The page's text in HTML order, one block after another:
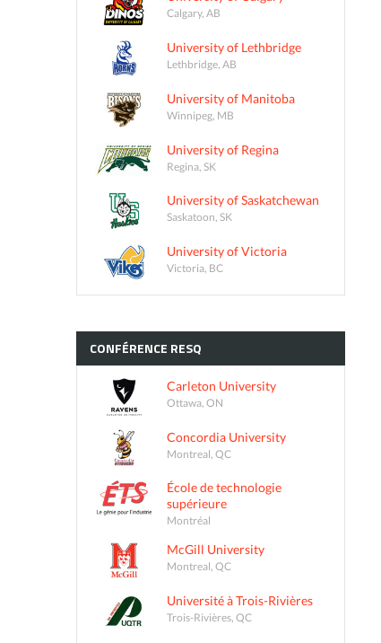
Calgary, AB
University of Lethbridge
Lethbridge, AB
University of Manitoba
Winnipeg, MB
University of Regina
Regina, SK
University of Saskatchewan
Saskatoon, SK
University of Victoria
Victoria, BC
CONFÉRENCE RESQ
Carleton University
Ottawa, ON
Concordia University
Montreal, QC
École de technologie
supérieure
Montréal
McGill University
Montreal, QC
Université à Trois-Rivières
Trois-Rivières, QC